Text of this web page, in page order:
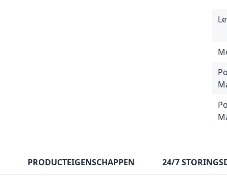
PRODUCTEIGENSCHAPPEN 24/7